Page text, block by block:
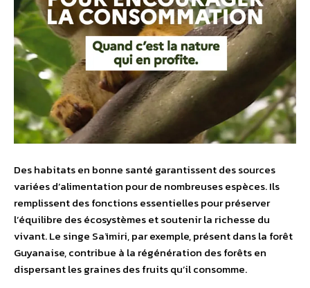
Des habitats en bonne santé garantissent des sources
variées d’alimentation pour de nombreuses espèces. Ils
remplissent des fonctions essentielles pour préserver
l’équilibre des écosystèmes et soutenir la richesse du
vivant. Le singe Saïmiri, par exemple, présent dans la forêt
Guyanaise, contribue à la régénération des forêts en
dispersant les graines des fruits qu’il consomme.